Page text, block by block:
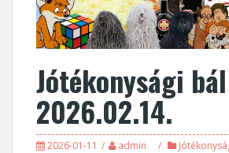
Jótékonysági bál
2026.02.14.
2026-01-11 admin